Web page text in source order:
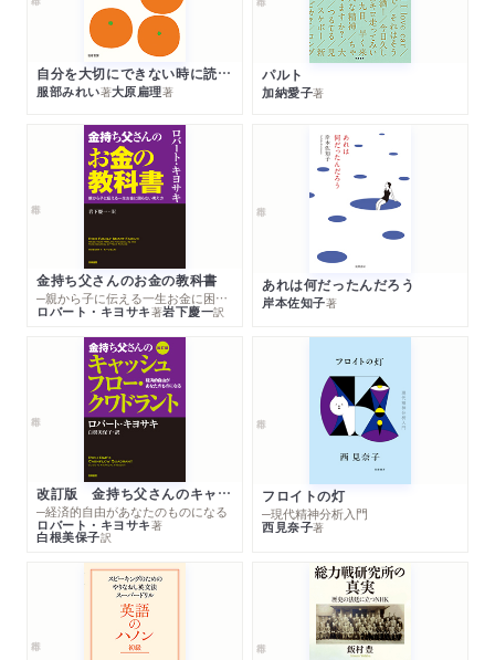
自分を大切にできない時に読む本
服部みれい著大原扁理著
パルト
加納愛子著
金持ち父さんのお金の教科書
─親から子に伝える一生お金に困らない考え方
ロバート・キヨサキ著岩下慶一訳
あれは何だったんだろう
岸本佐知子著
改訂版 金持ち父さんのキャッシュフロー・クワドラント
─経済的自由があなたのものになる
ロバート・キヨサキ著
白根美保子訳
フロイトの灯
─現代精神分析入門
西見奈子著